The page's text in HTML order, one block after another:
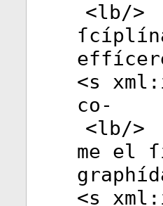
<lb/>
<s
co-
<lb/>
me el
<s